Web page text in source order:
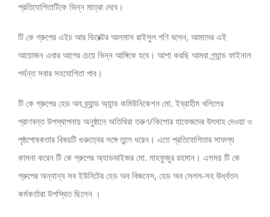
প্রতিযোগিতাটিকে ভিন্ন মাত্রা দেবে।
টি কে গ্রুপের এইচ আর ডিরেক্টর আলমাস রাইসুল গণি বলেন, আমাদের এই
আয়োজন এবার আগের চেয়ে ভিন্ন আঙ্গিকে হবে। আশা করছি আমরা গ্র্যান্ড ফাইনাল
পর্যন্ত সবার সহযোগিতা পাব।
টি কে গ্রুপের হেড অব ব্র্যান্ড অ্যান্ড কমিউনিকেশন মো. ইব্রাহীম খলিলের
প্রাণবন্ত উপস্থাপনায় অনুষ্ঠানে অতিথিরা তরুণ/কিশোর হাফেজদের উৎসাহ দেওয়া ও
পৃষ্ঠপোষকতার বিষয়টি গুরুত্বের সঙ্গে তুলে ধরেন। এতে প্রতিযোগিতার সাফল্য
কামনা করেন টি কে গ্রুপের অ্যাডভাইজর মো. মাহফুজুর রহমান। এসময় টি কে
গ্রুপের অন্যান্য সব ইউনিটের হেড অব বিজনেস, হেড অব সেলস-সহ ঊর্ধ্বতন
কর্মকর্তারা উপস্থিত ছিলেন ।